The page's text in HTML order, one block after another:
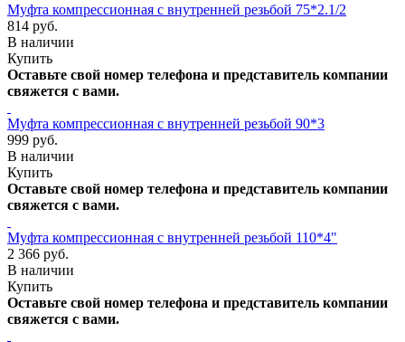
Муфта компрессионная с внутренней резьбой 75*2.1/2
814 руб.
В наличии
Купить
Оставьте свой номер телефона и представитель компании
свяжется с вами.
Муфта компрессионная с внутренней резьбой 90*3
999 руб.
В наличии
Купить
Оставьте свой номер телефона и представитель компании
свяжется с вами.
Муфта компрессионная с внутренней резьбой 110*4"
2 366 руб.
В наличии
Купить
Оставьте свой номер телефона и представитель компании
свяжется с вами.